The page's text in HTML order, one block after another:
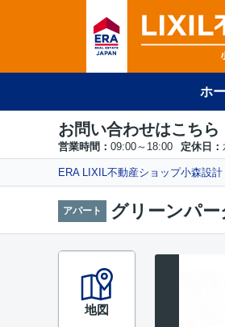
ホ
お問い合わせはこちら
営業時間： 09:00～18:00 定休日：
ERA LIXIL不動産ショップ小森設
アパート グリーンパー
地図